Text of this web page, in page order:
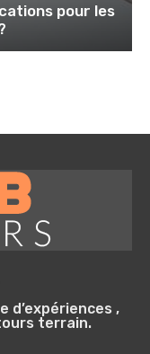
pour les
d’expériences ,
terrain.